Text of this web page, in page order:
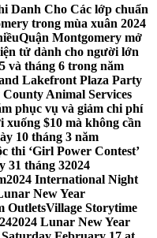
Danh Cho Các lớp chuẩn
trong mùa xuân 2024
Quận Montgomery mở
tử dành cho người lớn
và tháng 6 trong năm
Lakefront Plaza Party
Animal Services
phục vụ và giảm chi phí
$10 mà không cần
10 tháng 3 năm
thi ‘Girl Power Contest’
31 tháng 32024
2024 International Night
New Year
OutletsVillage Storytime
2024 Lunar New Year